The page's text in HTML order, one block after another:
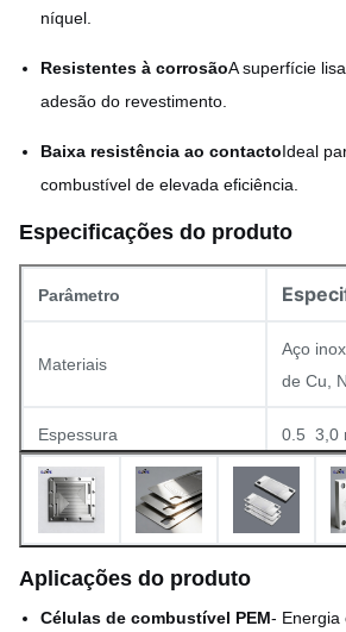
níquel.
Resistentes à corrosãoA superfície
adesão do revestimento.
Baixa resistência ao contactoIdeal
combustível de elevada eficiência.
Especificações do produto
Parâmetro
Materiais
Aço
de Cu,
Espessura 0.5 ️ 3,0
Tolerância de uniformidade ± 0,05
Tamanho máximo da placa 1800 ×
Altura da abóbora
Aplicações do produto
Células de combustível PEM- Energia